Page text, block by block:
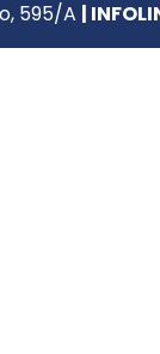
595/A |